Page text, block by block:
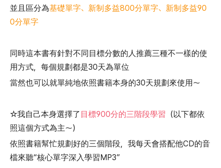
並且區分為基礎單字、新制多益800分單字、新制多益90
0分單字
同時這本書有針對不同目標分數的人推薦三種不一樣的使
用方式，每個規劃都是30天為單位
當然也可以就單純地依照書籍本身的30天規劃來使用～
☆我自己本身選擇了 目標900分的三階段學習 （以下都依
照這個方式為主～）
依照書籍幫忙規劃好的三個階段，我每天會搭配他CD的音
檔來聽“核心單字深入學習MP3”